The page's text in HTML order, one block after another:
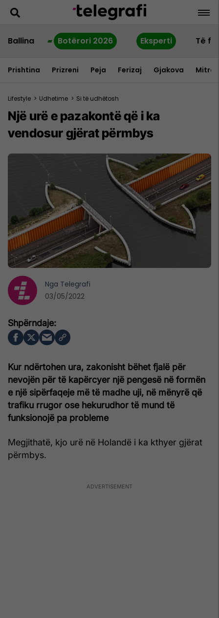
Ballina Botërori 2026 Eksperti Të
Prishtina Prizreni Peja Ferizaj Gjakova
Lifestyle > Udhetime > Si të udhëtosh
Një urë e pazakontë që i ka
vendosur gjërat përmbys
Kur ndërtohen ura, zakonisht bëhet fjalë për
nevojën për të kapërcyer një pengesë në formën
e një sipërfaqeje më të madhe uji, në mënyrë që
trafiku rrugor ose hekurudhor të mund të
funksionojë pa probleme
Megjithatë, kjo urë në Holandë i ka kthyer gjërat
përmbys.
Nga Telegrafi
03/05/2022